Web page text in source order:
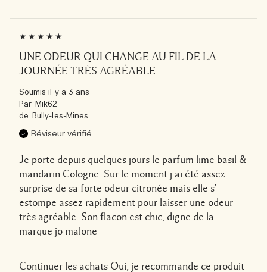
UNE ODEUR QUI CHANGE AU FIL DE LA
JOURNÉE TRÈS AGRÉABLE
Soumisil y a 3 ans
Par Mik62
de Bully-les-Mines
Réviseur vérifié
Je porte depuis quelques jours le parfum lime basil &
mandarin Cologne. Sur le moment j ai été assez
surprise de sa forte odeur citronée mais elle s'
estompe assez rapidement pour laisser une odeur
très agréable. Son flacon est chic, digne de la
marque jo malone
Continuer les achats Oui, je recommande ce produit